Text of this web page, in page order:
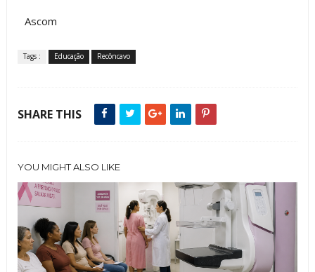
Ascom
Tags : Educação Recôncavo
SHARE THIS
YOU MIGHT ALSO LIKE